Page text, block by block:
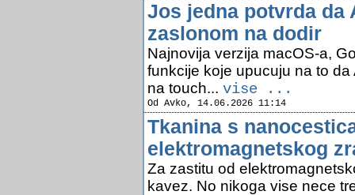
Jos jedna potvrda da
zaslonom na dodir
Najnovija verzija macOS-a,
funkcije koje upucuju na to
na touch... vise ...
Od Avko, 14.06.2026 11:14
Tkanina s
elektromagnetskog
Za zastitu od
kavez. No nikoga vise nece